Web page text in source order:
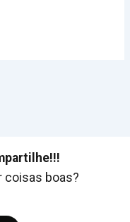
coisas boas?